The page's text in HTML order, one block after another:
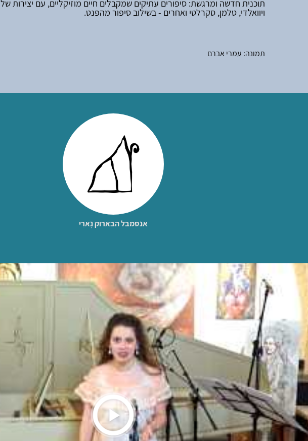
תוכנית חדשה ומרגשת: סיפורים עתיקים שמקבלים חיים מוזיקליים, עם יצירות
ויוואלדי, טלמן, סקרלטי ואחרים - בשילוב סיפור מהפנט.
תמונה: עמרי אברם
אנסמבל הבארוק נָארִי